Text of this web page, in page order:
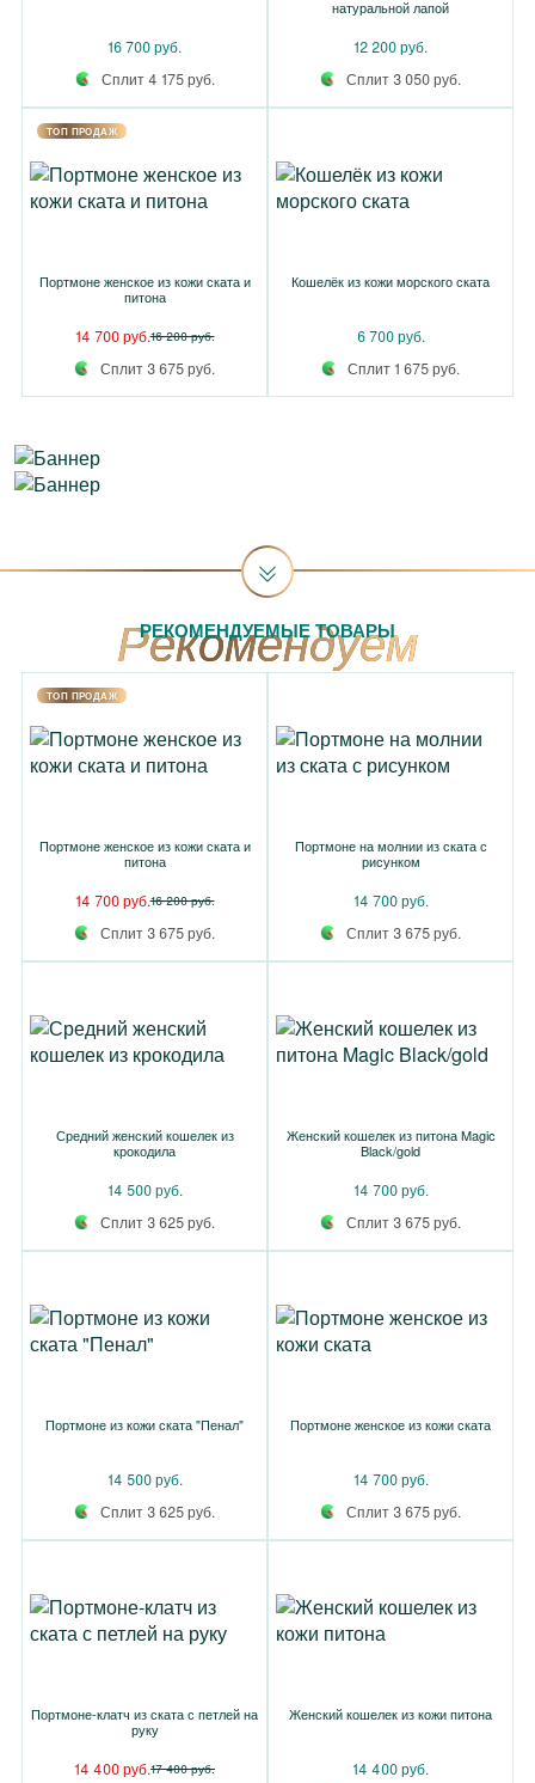
16 700 руб.
Сплит 4 175 руб.
натуральной лапой
12 200 руб.
Сплит 3 050 руб.
TOП ПРОДАЖ
Портмоне женское из кожи ската и
питона
14 700 руб.16 200 руб.
Сплит 3 675 руб.
Кошелёк из кожи морского ската
6 700 руб.
Сплит 1 675 руб.
РЕКОМЕНДУЕМЫЕ ТОВАРЫ
TOП ПРОДАЖ
Портмоне женское из кожи ската и
питона
14 700 руб.16 200 руб.
Сплит 3 675 руб.
Портмоне на молнии из ската с
рисунком
14 700 руб.
Сплит 3 675 руб.
Средний женский кошелек из
крокодила
14 500 руб.
Сплит 3 625 руб.
Женский кошелек из питона Magic
Black/gold
14 700 руб.
Сплит 3 675 руб.
Портмоне из кожи ската "Пенал"
14 500 руб.
Сплит 3 625 руб.
Портмоне женское из кожи ската
14 700 руб.
Сплит 3 675 руб.
Портмоне-клатч из ската с петлей на
руку
14 400 руб.17 400 руб.
Женский кошелек из кожи питона
14 400 руб.